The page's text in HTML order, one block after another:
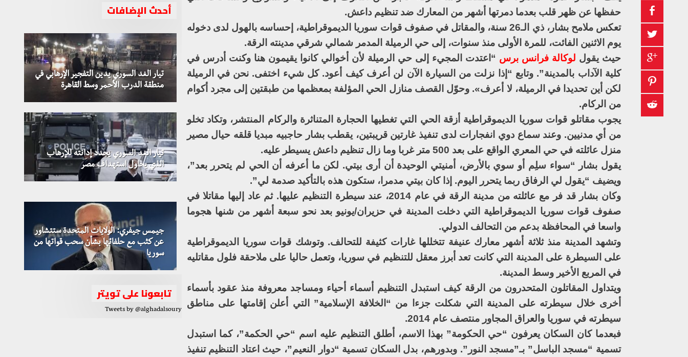
حفظها عن ظهر قلب بعدما دمرتها أشهر من المعارك ضد تنظيم داعش.
تعكس ملامح بشار، ذي الـ26 سنة، والمقاتل في صفوف قوات سوريا الديموقراطية، إحساسه بالهول لدى دخوله
يوم الاثنين الفائت، للمرة الأولى منذ سنوات، إلى حي الرميلة المدمر شمالي شرقي مدينته الرقة.
حيث يقول لوكالة فرانس برس “اعتدت المجيء إلى حي الرميلة لأن أخوالي كانوا يقيمون هنا وكنت أدرس في
كلية الآداب بالمدينة”. وتابع “إذا نزلت من السيارة الآن لن أعرف كيف أعود. كل شيء اختفى. نحن في الرميلة
لكن أين تحديدا في الرميلة، لا أعرف». وحوّل القصف منازل الحي المؤلفة بمعظمها من طبقتين إلى مجرد أكوام
من الركام.
يجوب مقاتلو قوات سوريا الديموقراطية أزقة الحي التي تغطيها الحجارة المتناثرة والركام المنتشر، وتكاد تخلو
من أي مدنيين. وعند سماع دوي انفجارات لدى تنفيذ غارتين قريبتين، يقطب بشار حاجبيه مبديا قلقه حيال مصير
منزل عائلته في حي المعري الواقع على بعد 500 متر غربا وما زال تنظيم داعش يسيطر عليه.
يقول بشار “سواء سلِم أو سوي بالأرض، أمنيتي الوحيدة أن أرى بيتي. لكن ما أعرفه أن الحي لم يتحرر بعد”،
ويضيف “يقول لي الرفاق ربما يتحرر اليوم. إذا كان بيتي مدمرا، ستكون هذه بالتأكيد صدمة لي”.
وكان بشار قد فر مع عائلته من مدينة الرقة في عام 2014، عند سيطرة التنظيم عليها. ثم عاد إليها مقاتلا في
صفوف قوات سوريا الديموقراطية التي دخلت المدينة في حزيران/يونيو بعد نحو سبعة أشهر من شنها هجوما
واسعا في المحافظة بدعم من التحالف الدولي.
وتشهد المدينة منذ ثلاثة أشهر معارك عنيفة تتخللها غارات كثيفة للتحالف. وتوشك قوات سوريا الديموقراطية
على السيطرة على المدينة التي كانت تعد أبرز معقل للتنظيم في سوريا، وتعمل حاليا على ملاحقة فلول مقاتليه
في المربع الأخير وسط المدينة.
ويتداول المقاتلون المتحدرون من الرقة كيف استبدل التنظيم أسماء أحياء ومساجد معروفة منذ عقود بأسماء
أخرى خلال سيطرته على المدينة التي شكلت جزءا من “الخلافة الإسلامية” التي أعلن إقامتها على مناطق
سيطرته في سوريا والعراق المجاور منتصف عام 2014.
فبعدما كان السكان يعرفون “حي الحكومة” بهذا الاسم، أطلق التنظيم عليه اسم “حي الحكمة”، كما استبدل
تسمية “مسجد الباسل” بـ”مسجد النور”. وبدورهم، بدل السكان تسمية “دوار النعيم”، حيث اعتاد التنظيم تنفيذ
أحدث الإضافات
تيار الغد السوري يدين التفجير الإرهابي في
منطقة الدرب الأحمر وسط القاهرة
تيار الغد السوري يجدد إدانته للإرهاب
الذي يحاول استهداف مصر
عشرات القتلى والجرحى جراء انفجار
مفخختين في مدينة إدلب
جيمس جيفري: الولايات المتحدة ستتشاور
عن كثب مع حلفائها بشأن سحب قواتها من
سوريا
تابعونا على تويتر
Tweets by @alghadalsoury